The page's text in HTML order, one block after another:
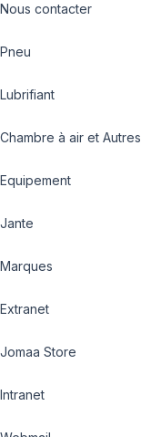
Nous contacter
Pneu
Lubrifiant
Chambre à air et Autres
Equipement
Jante
Marques
Extranet
Jomaa Store
Intranet